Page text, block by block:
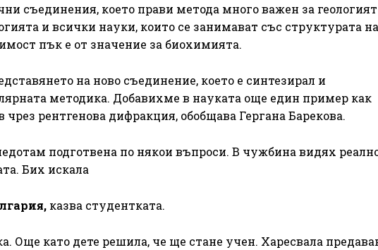
съединения, което прави метода много важен за
и всички науки, които се занимават със структурата на
пък е от значение за биохимията.
на ново съединение, което е синтезирал и
методика. Добавихме в науката още един пример как
рентгенова дифракция, обобщава Гергана Барекова.
подготвена по някои въпроси. В чужбина видях
Бих искала
казва студентката.
Още като дете решила, че ще стане учен. Харесвала